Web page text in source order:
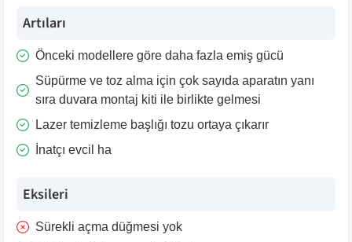
Artıları
Önceki modellere göre daha fazla emiş gücü
Süpürme ve toz alma için çok sayıda aparatın yanı
sıra duvara montaj kiti ile birlikte gelmesi
Lazer temizleme başlığı tozu ortaya çıkarır
İnatçı evcil ha
Eksileri
Sürekli açma düğmesi yok